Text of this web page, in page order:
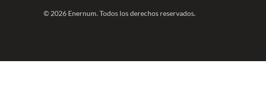
© 2026 Enernum. Todos los derechos reservados.